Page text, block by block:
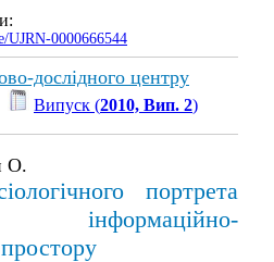
UJRN-0000666544
дослідного центру
Випуск (2010, Вип. 2)
О.
портрета